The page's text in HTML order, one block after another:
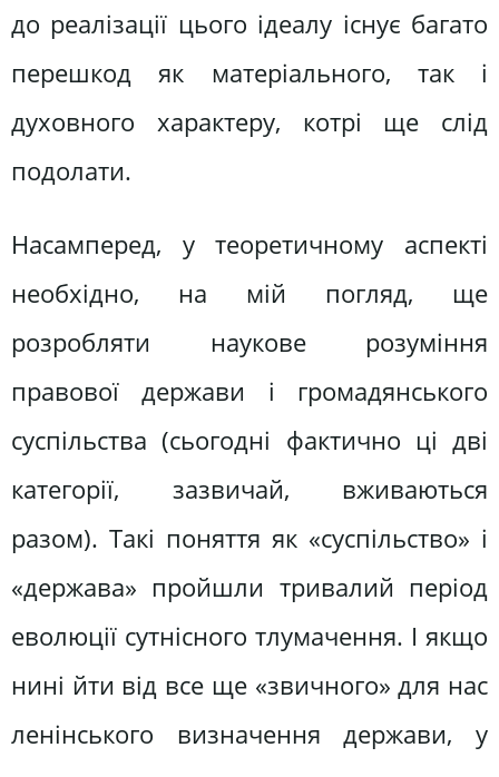
до реалізації цього ідеалу існує багато
перешкод як матеріального, так і
духовного характеру, котрі ще слід
подолати.
Насамперед, у теоретичному аспекті
необхідно, на мій погляд, ще
розробляти наукове розуміння
правової держави і громадянського
суспільства (сьогодні фактично ці дві
категорії, зазвичай, вживаються
разом). Такі поняття як «суспільство» і
«держава» пройшли тривалий період
еволюції сутнісного тлумачення. І якщо
нині йти від все ще «звичного» для нас
ленінського визначення держави, у